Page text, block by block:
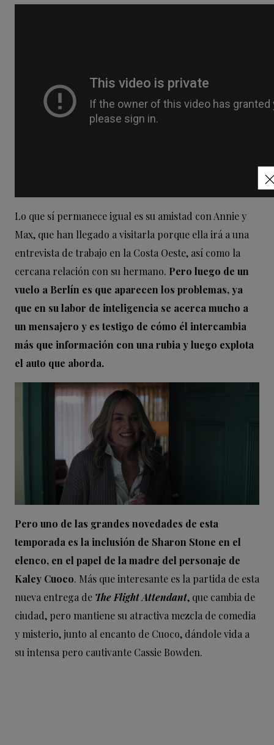
Lo que sí permanece igual es su amistad con Annie y
Max, que han llegado a visitarla porque ella irá a una
entrevista de trabajo en la Costa Oeste, así como la
cercana relación con su hermano. Pero luego de un
vuelo a Berlín es que aparecen los problemas, ya
que en su labor de inteligencia se acerca mucho a
un mensajero y es testigo de cómo él intercambia
más que información con una rubia y luego explota
el auto que aborda.
Pero uno de las grandes novedades de esta
temporada es la inclusión de Sharon Stone en el
elenco, en el papel de la madre del personaje de
Kaley Cuoco. Más que interesante es la partida de esta
nueva entrega de The Flight Attendant, que cambia de
ciudad, pero mantiene su atractiva mezcla de comedia
y misterio, junto al encanto de Cuoco, dándole vida a
su intensa pero cautivante Cassie Bowden.